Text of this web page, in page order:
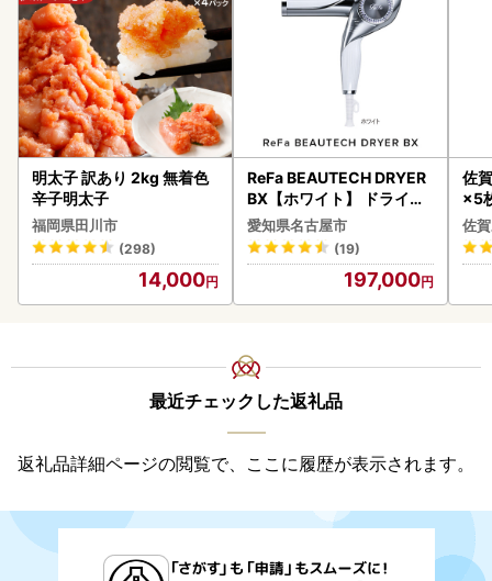
明太子 訳あり 2kg 無着色
辛子明太子
福岡県田川市
(298)
14,000
ReFa BEAUTECH DRYER
BX【ホワイト】 ドライヤ
ー 美容 家電 ドライヤー リ
ファ
愛知県名古屋市
(19)
197,000
佐
×5
佐
最近チェックした返礼品
返礼品詳細ページの閲覧で、ここに履歴が表示されます。